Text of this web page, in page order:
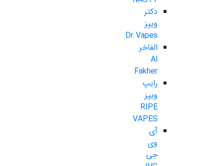
دکتر
ویپز
Dr.Vapes
الفاخر
Al
Fakher
رایپ
ویپز
RIPE
VAPES
آی
وی
جی